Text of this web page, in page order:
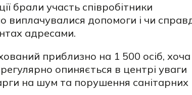
брали участь співробітники
виплачувалися допомоги і чи
адресами.
приблизно на 1 500 осіб, хоча
опиняється в центрі уваги
на шум та порушення санітарних